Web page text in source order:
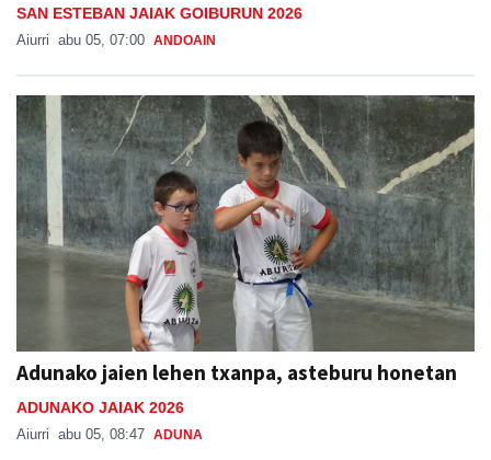
SAN ESTEBAN JAIAK GOIBURUN 2026
Aiurri abu 05, 07:00 ANDOAIN
Adunako jaien lehen txanpa, asteburu honetan
ADUNAKO JAIAK 2026
Aiurri abu 05, 08:47 ADUNA